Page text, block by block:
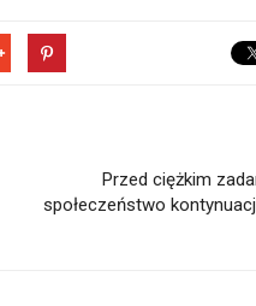
Przed ciężkim
społeczeństwo